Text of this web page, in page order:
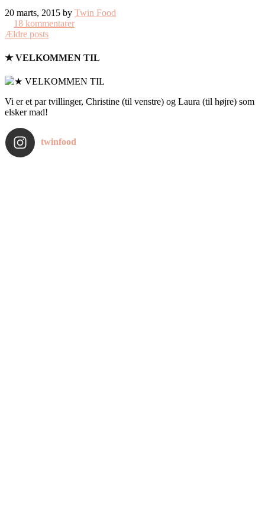
20 marts, 2015 by Twin Food
18 kommentarer
Ældre posts
★ VELKOMMEN TIL
Vi er et par tvillinger, Christine (til venstre) og Laura (til højre) som
elsker mad!
twinfood